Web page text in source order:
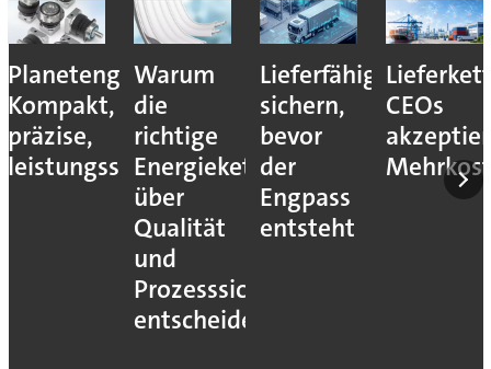
Planetengetriebe:
Kompakt,
präzise,
leistungsstark
Warum
die
richtige
Energiekette
über
Qualität
und
Prozesssicherheit
entscheidet
Lieferfähigkeit
sichern,
bevor
der
Engpass
entsteht
CEOs